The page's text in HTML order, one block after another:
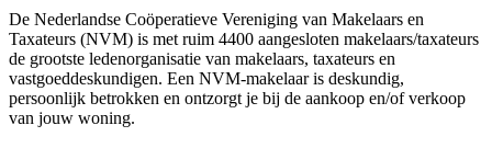
De Nederlandse Coöperatieve Vereniging van Makelaars en
Taxateurs (NVM) is met ruim 4400 aangesloten makelaars/taxateurs
de grootste ledenorganisatie van makelaars, taxateurs en
vastgoeddeskundigen. Een NVM-makelaar is deskundig,
persoonlijk betrokken en ontzorgt je bij de aankoop en/of verkoop
van jouw woning.